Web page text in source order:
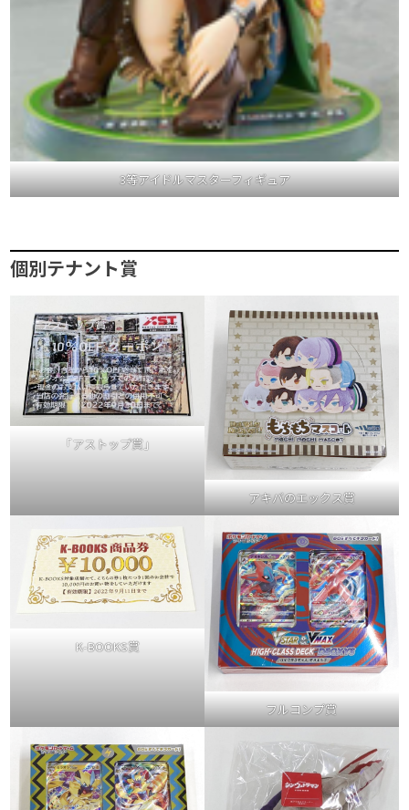
3等アイドルマスターフィギュア
個別テナント賞
「アストップ賞」
アキバのエックス賞
K-BOOKS賞
フルコンプ賞